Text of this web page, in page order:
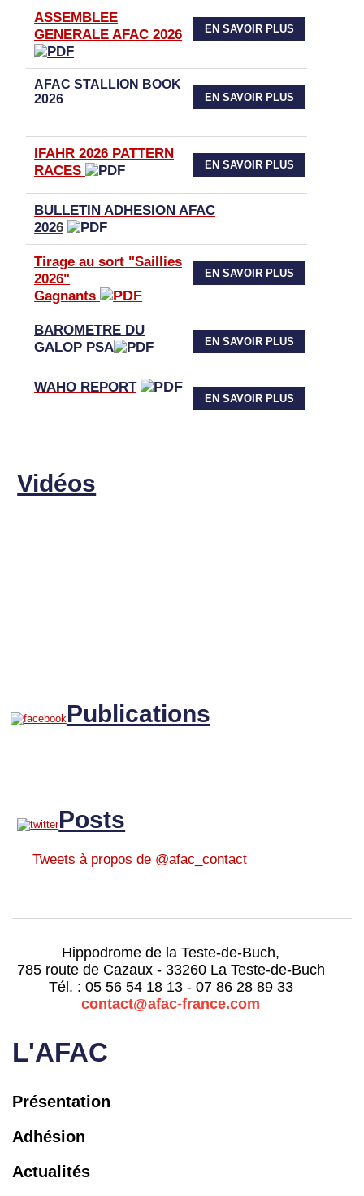
ASSEMBLEE
GENERALE AFAC 2026
EN SAVOIR PLUS
AFAC STALLION BOOK
2026
EN SAVOIR PLUS
IFAHR 2026 PATTERN
RACES
EN SAVOIR PLUS
BULLETIN ADHESION AFAC
2026
Tirage au sort "Saillies
2026"
Gagnants
EN SAVOIR PLUS
BAROMETRE DU
GALOP PSA
EN SAVOIR PLUS
WAHO REPORT
EN SAVOIR PLUS
Vidéos
Publications
Posts
Tweets à propos de @afac_contact
L'AFAC
Présentation
Adhésion
Actualités
Hippodrome de la Teste-de-Buch,
785 route de Cazaux - 33260 La Teste-de-Buch
Tél. : 05 56 54 18 13 - 07 86 28 89 33
contact@afac-france.com